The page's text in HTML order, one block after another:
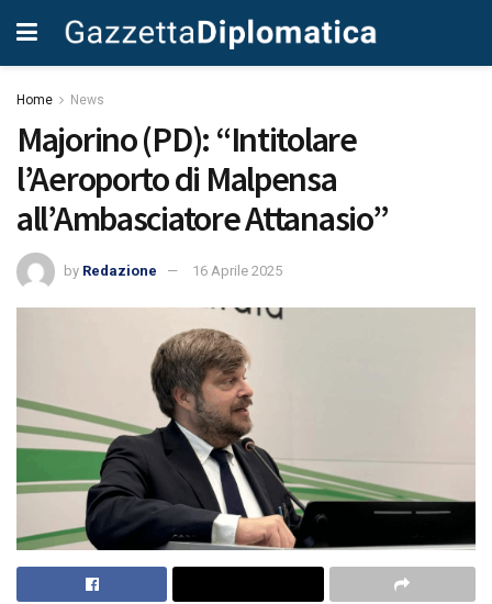
Home News
Majorino (PD): “Intitolare
l’Aeroporto di Malpensa
all’Ambasciatore Attanasio”
by Redazione 16 Aprile 2025